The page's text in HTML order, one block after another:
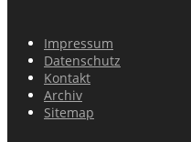
Impressum
Datenschutz
Kontakt
Archiv
Sitemap